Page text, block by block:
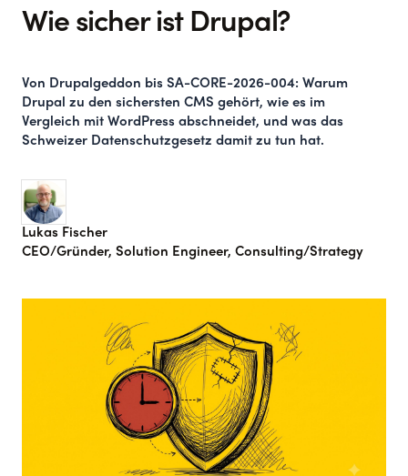
Wie sicher ist Drupal?
Von Drupalgeddon bis SA-CORE-2026-004: Warum
Drupal zu den sichersten CMS gehört, wie es im
Vergleich mit WordPress abschneidet, und was das
Schweizer Datenschutzgesetz damit zu tun hat.
Lukas Fischer
CEO/Gründer, Solution Engineer, Consulting/Strategy